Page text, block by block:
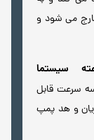
می شود و
سیستما
سرعت قابل
و هد پمپ